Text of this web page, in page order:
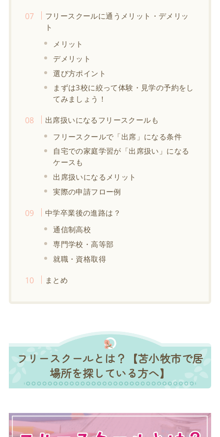
フリースクールに通うメリット・デメリッ
ト
メリット
デメリット
選び方ポイント
まずは3校に絞って体験・見学の予約をし
てみましょう！
出席扱いになるフリースクールも
フリースクールで「出席」になる条件
自宅での家庭学習が「出席扱い」になる
ケースも
出席扱いになるメリット
実際の申請フロー例
中学卒業後の進路は？
通信制高校
専門学校・高等部
就職・資格取得
まとめ
フリースクールとは？【苫小牧市で居
場所を探している方へ】